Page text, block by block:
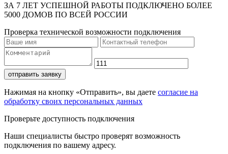
ЗА 7 ЛЕТ УСПЕШНОЙ РАБОТЫ ПОДКЛЮЧЕНО БОЛЕЕ
5000 ДОМОВ ПО ВСЕЙ РОССИИ
Проверка технической возможности подключения
отправить заявку
Нажимая на кнопку «Отправить», вы даете согласие на
обработку своих персональных данных
Проверьте доступность подключения
Наши специалисты быстро проверят возможность
подключения по вашему адресу.